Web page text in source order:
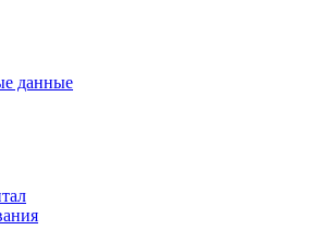
данные